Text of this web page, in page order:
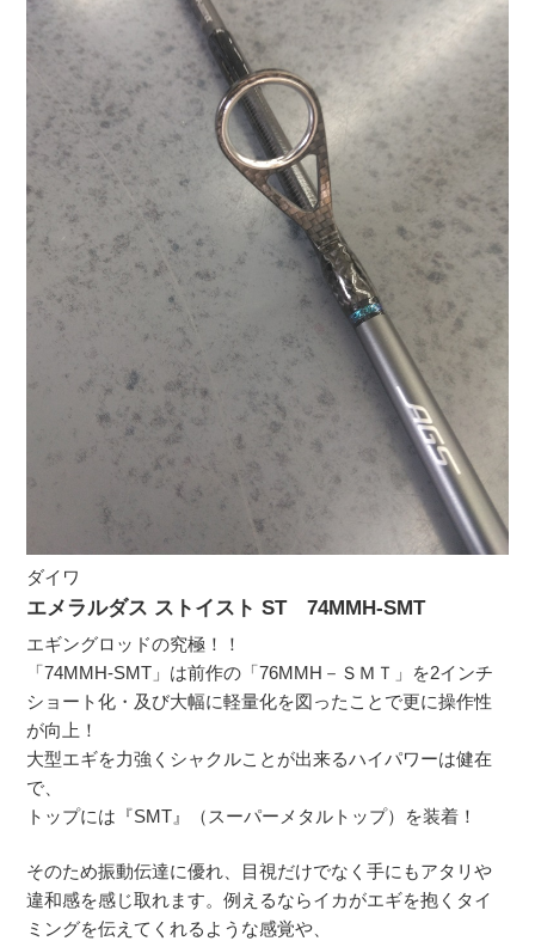
ダイワ
エメラルダス ストイスト ST 74MMH-SMT
エギングロッドの究極！！
「74MMH-SMT」は前作の「76MMH－ＳＭＴ」を2インチ
ショート化・及び大幅に軽量化を図ったことで更に操作性
が向上！
大型エギを力強くシャクルことが出来るハイパワーは健在
で、
トップには『SMT』（スーパーメタルトップ）を装着！
そのため振動伝達に優れ、目視だけでなく手にもアタリや
違和感を感じ取れます。例えるならイカがエギを抱くタイ
ミングを伝えてくれるような感覚や、